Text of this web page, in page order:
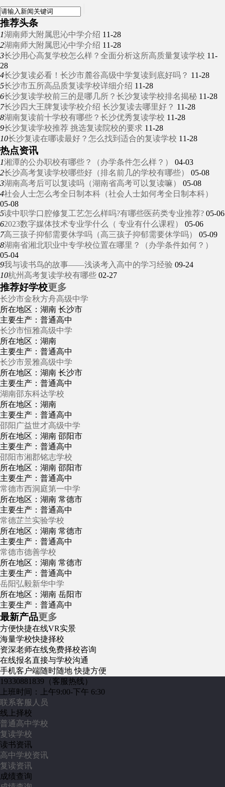
推荐头条
1湖南师大附属思沁中学介绍 11-28
2湖南师大附属思沁中学介绍 11-28
3长沙用心高复学校怎么样？全面分析这所高质量复读学校 11-
28
4长沙复读必看！长沙市麓谷高级中学复读到底好吗？ 11-28
5长沙市五所高品质复读学校详细介绍 11-28
6长沙复读学校前三的是哪几所？长沙复读学校排名揭秘 11-28
7长沙四大王牌复读学校介绍 长沙复读去哪里好？ 11-28
8湖南复读前十学校有哪些？长沙优秀复读学校 11-28
9长沙复读学校推荐 挑选复读院校的要求 11-28
10长沙复读在哪读最好？怎么找到适合的复读学校 11-28
热点资讯
1湘潭的公办职校有哪些？（办学条件怎么样？） 04-03
2长沙高考复读学校哪些好（排名前几的学校有哪些） 05-08
3湖南高考后可以复读吗（湖南省高考可以复读嘛） 05-08
4社会人士怎么考全日制本科（社会人士如何考全日制本科）
05-08
5读中职学口腔修复工艺怎么样吗?有哪些医药类专业推荐? 05-06
62023数字媒体技术专业学什么（ 专业有什么课程） 05-06
7高三孩子抑郁需要休学吗（高三孩子抑郁需要休学吗） 05-09
8湖南省湘北职业中专学校位置在哪里？（办学条件如何？）
05-04
9我与读书鸟的故事——浅谈考入高中的学习经验 09-24
10杭州高考复读学校有哪些 02-27
推荐好学校更多
长沙市金秋方舟高级中学
所在地区：湖南 长沙市
主要生产：普通高中
长沙市恒雅高级中学
所在地区：湖南
主要生产：普通高中
长沙市景雅高级中学
所在地区：湖南 长沙市
主要生产：普通高中
湖南邵东科达学校
所在地区：湖南
主要生产：普通高中
邵阳广益世才高级中学
所在地区：湖南 邵阳市
主要生产：普通高中
邵阳市湘郡铭志学校
所在地区：湖南 邵阳市
主要生产：普通高中
常德市西洞庭第一中学
所在地区：湖南 常德市
主要生产：普通高中
常德芷兰实验学校
所在地区：湖南 常德市
主要生产：普通高中
常德市德善学校
所在地区：湖南 常德市
主要生产：普通高中
岳阳弘毅新华中学
所在地区：湖南 岳阳市
主要生产：普通高中
最新产品更多
方便快捷在线VR实景
海量学校快捷择校
资深老师在线免费择校咨询
在线报名直接与学校沟通
手机客户端随时随地 快捷方便
19330881839 （客服热线）
上班时间：上午9:00-下午 6:30
联系客服人员
线上择校
普通高中学校
复读学校
读书资讯
高中学校资讯
复读资讯
成绩查询